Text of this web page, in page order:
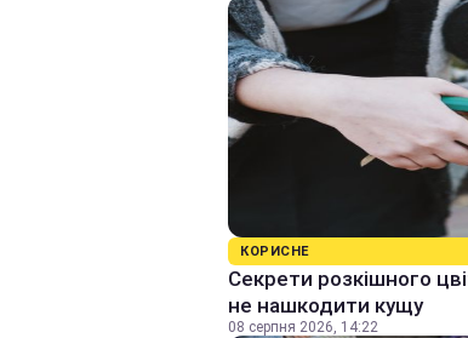
КОРИСНЕ
Секрети розкішного
не нашкодити кущу
08 серпня 2026, 14:22